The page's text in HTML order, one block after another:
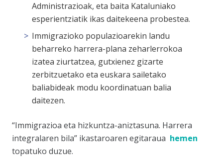
Administrazioak, eta baita Kataluniako
esperientziatik ikas daitekeena probestea.
Immigrazioko populazioarekin landu
beharreko harrera-plana zeharlerrokoa
izatea ziurtatzea, gutxienez gizarte
zerbitzuetako eta euskara sailetako
baliabideak modu koordinatuan balia
daitezen.
“Immigrazioa eta hizkuntza-aniztasuna. Harrera
integralaren bila” ikastaroaren egitaraua hemen
topatuko duzue.